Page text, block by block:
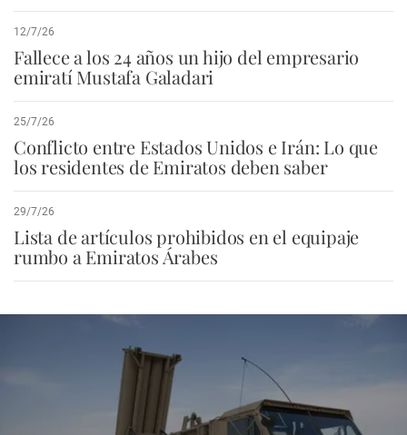
12/7/26
Fallece a los 24 años un hijo del empresario
emiratí Mustafa Galadari
25/7/26
Conflicto entre Estados Unidos e Irán: Lo que
los residentes de Emiratos deben saber
29/7/26
Lista de artículos prohibidos en el equipaje
rumbo a Emiratos Árabes